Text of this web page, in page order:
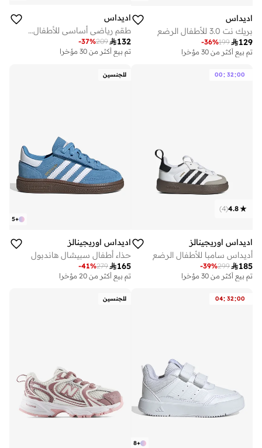
اديداس
بريك نت 3.0 للأطفال الرضع
129
199
-36%
تم بيع أكثر من 30 مؤخرا
اديداس
طقم رياضي أساسي للأطفال الرضع
132
209
-37%
تم بيع أكثر من 30 مؤخرا
00: 32:00
4.8
(
4
)
اديداس اوريجينالز
أديداس سامبا للأطفال الرضع
185
299
-39%
تم بيع أكثر من 30 مؤخرا
للجنسين
+
5
اديداس اوريجينالز
حذاء أطفال سبيشال هاندبول
165
279
-41%
تم بيع أكثر من 20 مؤخرا
04: 32:00
+
8
للجنسين